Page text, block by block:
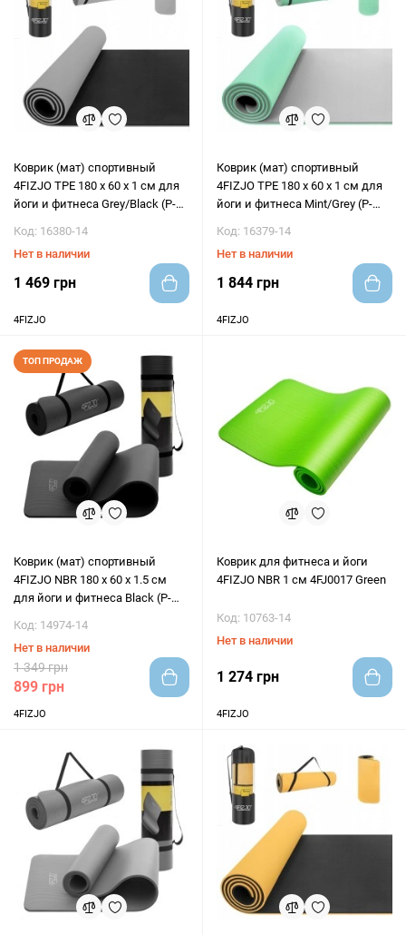
Коврик (мат) спортивный
4FIZJO TPE 180 x 60 x 1 см для
йоги и фитнеса Grey/Black (P-
Код: 16380-14
Нет в наличии
1 469 грн
4FIZJO
Коврик (мат) спортивный
4FIZJO TPE 180 x 60 x 1 см для
йоги и фитнеса Mint/Grey (P-
Код: 16379-14
Нет в наличии
1 844 грн
4FIZJO
ТОП ПРОДАЖ
Коврик (мат) спортивный
4FIZJO NBR 180 x 60 x 1.5 см
для йоги и фитнеса Black (P-
Код: 14974-14
Нет в наличии
1 349 грн
899 грн
4FIZJO
Коврик для фитнеса и йоги
4FIZJO NBR 1 см 4FJ0017 Green
Код: 10763-14
Нет в наличии
1 274 грн
4FIZJO